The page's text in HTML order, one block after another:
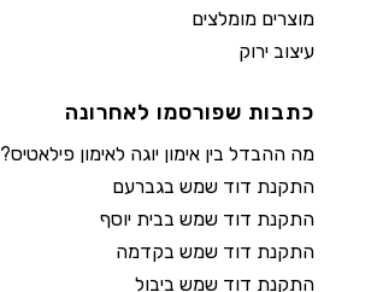
מוצרים מומלצים
עיצוב ירוק
כתבות שפורסמו לאחרונה
מה ההבדל בין אימון יוגה לאימון פילאטיס?
התקנת דוד שמש בגברעם
התקנת דוד שמש בבית יוסף
התקנת דוד שמש בקדמה
התקנת דוד שמש ביבול